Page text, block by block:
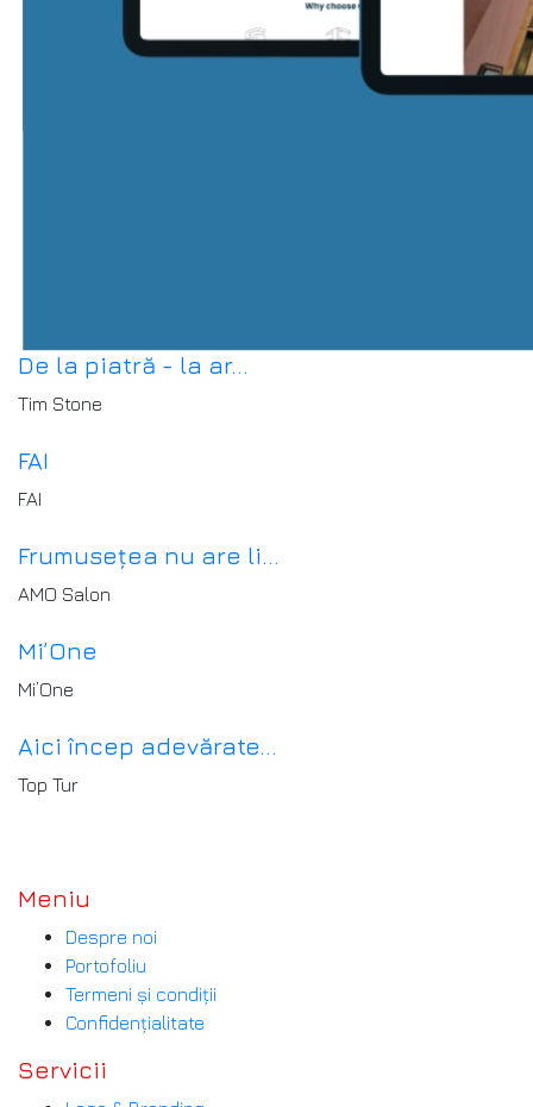
De la piatră - la ar...
Tim Stone
FAI
FAI
Frumusețea nu are li...
AMO Salon
Mi’One
Mi’One
Aici încep adevărate...
Top Tur
Meniu
Despre noi
Portofoliu
Termeni și condiții
Confidențialitate
Servicii